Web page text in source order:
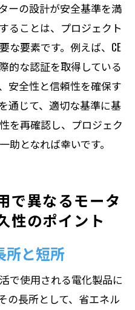
ーの設計が安全基準を満
ることは、プロジェクト
な要素です。例えば、CE
的な認証を取得している
安全性と信頼性を確保す
通じて、適切な基準に基
を再確認し、プロジェク
助となれば幸いです。
で異なるモータ
性のポイント
所と短所
で使用される電化製品に
の長所として、省エネル